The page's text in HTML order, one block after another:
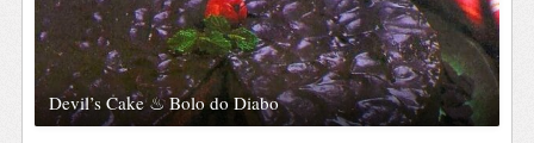
Devil’s Cake ♨ Bolo do Diabo